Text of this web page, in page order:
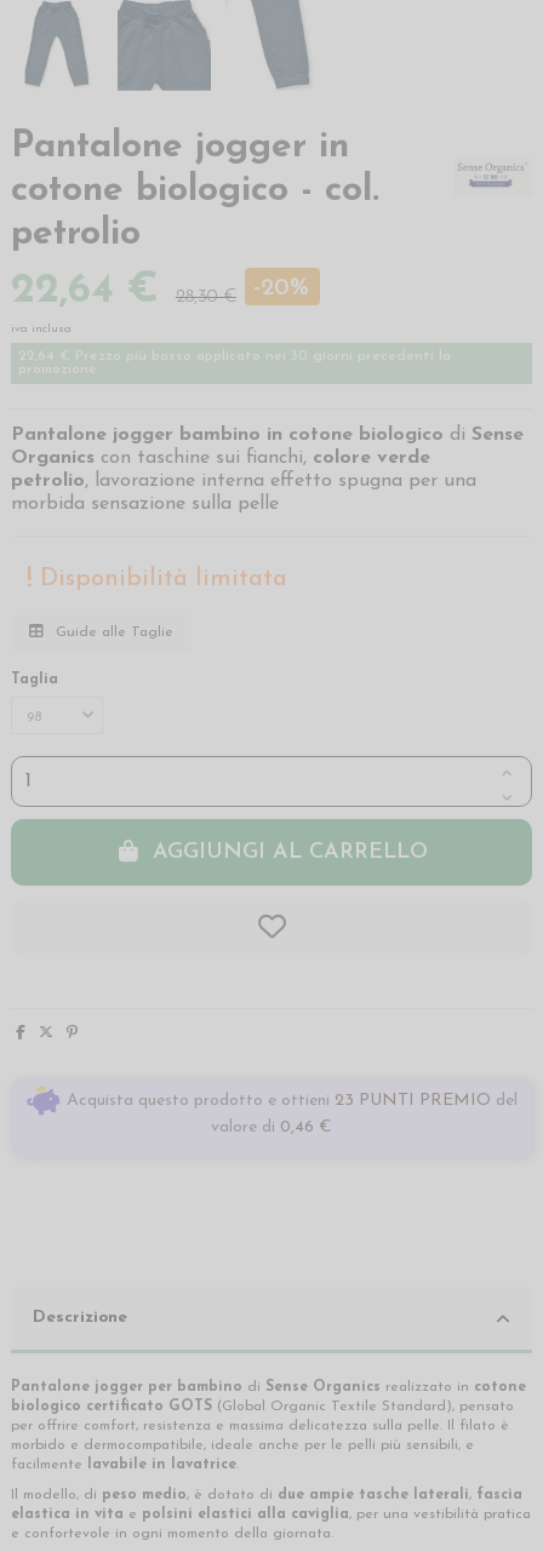
Pantalone jogger in
cotone biologico - col.
petrolio
22,64 € 28,30 € -20%
iva inclusa
22,64 € Prezzo più basso applicato nei 30 giorni precedenti la
promozione
Pantalone jogger bambino in cotone biologico di Sense
Organics con taschine sui fianchi, colore verde
petrolio, lavorazione interna effetto spugna per una
morbida sensazione sulla pelle
Disponibilità limitata
Guide alle Taglie
Taglia
AGGIUNGI AL CARRELLO
Acquista questo prodotto e ottieni 23 PUNTI PREMIO del
valore di 0,46 €
Descrizione
Pantalone jogger per bambino di Sense Organics realizzato in cotone
biologico certificato GOTS (Global Organic Textile Standard), pensato
per offrire comfort, resistenza e massima delicatezza sulla pelle. Il filato è
morbido e dermocompatibile, ideale anche per le pelli più sensibili, e
facilmente
lavabile in lavatrice.
Il modello, di peso medio, è dotato di due ampie tasche laterali, fascia
elastica in vita e polsini elastici alla caviglia, per una vestibilità pratica
e confortevole in ogni momento della giornata.